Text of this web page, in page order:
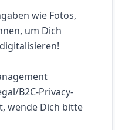
wie Fotos,
um Dich
B2C-Privacy-
wende Dich bitte